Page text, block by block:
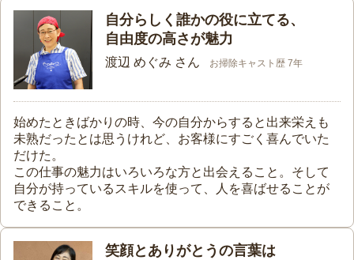
自分らしく誰かの役に立てる、
自由度の高さが魅力
渡辺 めぐみ さん お掃除キャスト歴 7年
始めたときばかりの時、今の自分からすると出来栄えも
未熟だったとは思うけれど、お客様にすごく喜んでいた
だけた。
この仕事の魅力はいろいろな方と出会えること。そして
自分が持っているスキルを使って、人を喜ばせることが
できること。
笑顔とありがとうの言葉は